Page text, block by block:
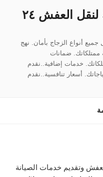
شركة الانجاز السريعة لنقل العفش ٢٤
أنواع الزجاج بأمان. نهج
ممتلكاتك. ضمانات
خدمات إضافية..نقدم
أسعار تنافسية..نقدم
وتقديم خدمات الصيانة